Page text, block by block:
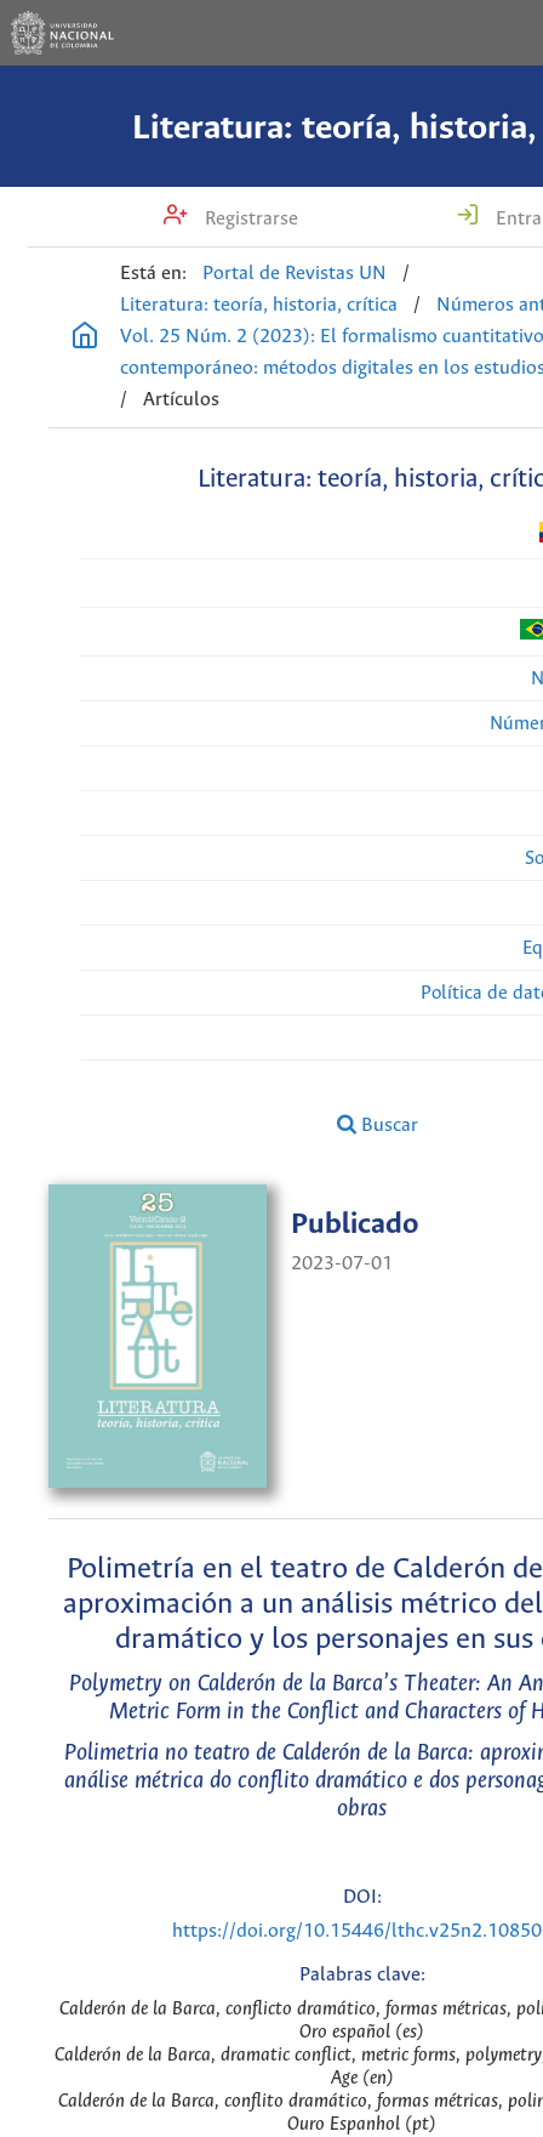
Literatura: teoría,
Registrarse
Está en: Portal de Revistas UN
/
Literatura: teoría, historia, crítica
/
Números
Vol. 25 Núm. 2 (2023): El formalismo cuantitativo
contemporáneo: métodos digitales en los
/
Artículos
Literatura: teoría, historia,
Política de
Buscar
Publicado
2023-07-01
Polimetría en el teatro de Calderón
aproximación a un análisis métrico
dramático y los personajes en sus
Polymetry on Calderón de la Barca’s Theater: An
Metric Form in the Conflict and Characters of
Polimetria no teatro de Calderón de la Barca:
análise métrica do conflito dramático e dos
obras
DOI:
https://doi.org/10.15446/
Palabras clave:
Calderón de la Barca, conflicto dramático, formas métricas,
Oro español (es)
Calderón de la Barca, dramatic conflict, metric forms,
Age (en)
Calderón de la Barca, conflito dramático, formas métricas,
Ouro Espanhol (pt)